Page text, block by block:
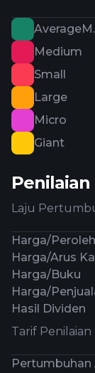
Medium
Small
Large
Micro
Giant
Harga/Arus
Harga/Buku
Harga/
Hasil Dividen
Tarif Penilaian